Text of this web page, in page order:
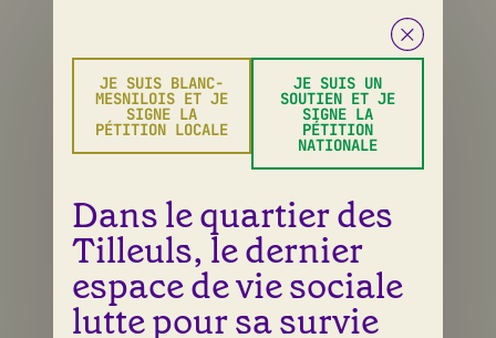
JE SUIS BLANC-
MESNILOIS ET JE
SIGNE LA
PÉTITION LOCALE
JE SUIS UN
SOUTIEN ET JE
SIGNE LA
PÉTITION
NATIONALE
Dans le quartier des
Tilleuls, le dernier
espace de vie sociale
lutte pour sa survie